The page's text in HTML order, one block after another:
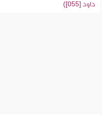
داود [055])